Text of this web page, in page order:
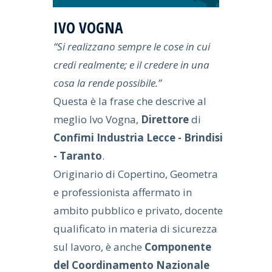
IVO VOGNA
“Si realizzano sempre le cose in cui
credi realmente; e il credere in una
cosa la rende possibile.”
Questa è la frase che descrive al
meglio Ivo Vogna, Direttoredi
Confimi Industria Lecce - Brindisi
- Taranto.
Originario di Copertino, Geometra
e professionista affermato in
ambito pubblico e privato, docente
qualificato in materia di sicurezza
sul lavoro, è anche Componente
del Coordinamento Nazionale